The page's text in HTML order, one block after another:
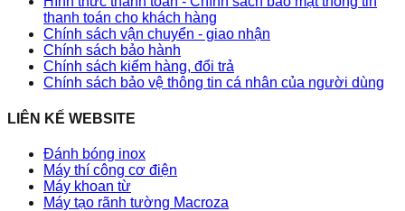
thanh toán cho khách hàng
Chính sách vận chuyển - giao nhận
Chính sách bảo hành
Chính sách kiểm hàng, đổi trả
Chính sách bảo vệ thông tin cá nhân của người dùng
LIÊN KẾ WEBSITE
Đánh bóng inox
Máy thí công cơ điện
Máy khoan từ
Máy tạo rãnh tường Macroza